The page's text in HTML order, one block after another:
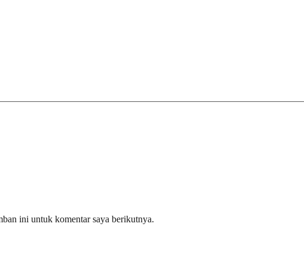
ini untuk komentar saya berikutnya.